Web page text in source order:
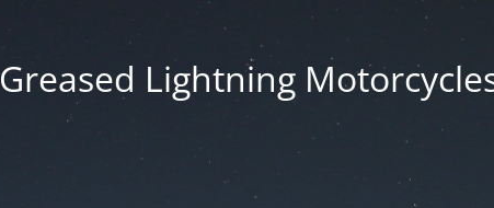
Greased Lightning